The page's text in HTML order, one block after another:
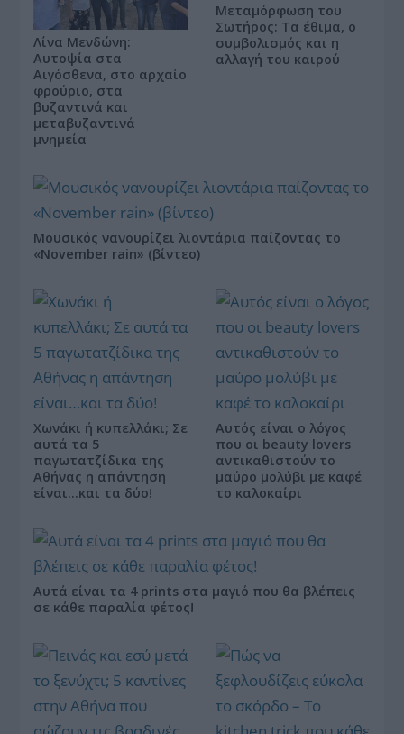
Λίνα Μενδώνη:
Αυτοψία στα
Αιγόσθενα, στο αρχαίο
φρούριο, στα
βυζαντινά και
μεταβυζαντινά
μνημεία
Μεταμόρφωση του
Σωτήρος: Τα έθιμα, ο
συμβολισμός και η
αλλαγή του καιρού
Μουσικός νανουρίζει λιοντάρια παίζοντας το
«November rain» (βίντεο)
Χωνάκι ή κυπελλάκι; Σε
αυτά τα 5
παγωτατζίδικα της
Αθήνας η απάντηση
είναι…και τα δύο!
Αυτός είναι ο λόγος
που οι beauty lovers
αντικαθιστούν το
μαύρο μολύβι με καφέ
το καλοκαίρι
Αυτά είναι τα 4 prints στα μαγιό που θα βλέπεις
σε κάθε παραλία φέτος!